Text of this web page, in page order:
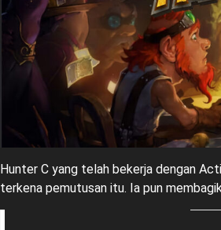
Hunter C yang telah bekerja dengan
terkena pemutusan itu. Ia pun